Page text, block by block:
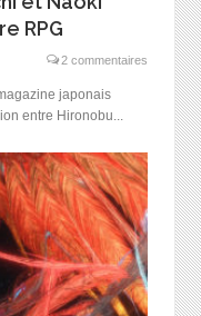
RPG
2 commentaires
japonais
entre Hironobu...